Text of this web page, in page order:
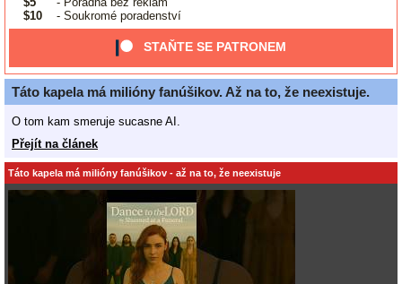
$10
- Soukromé poradenství
STAŇTE SE PATRONEM
Táto kapela má milióny fanúšikov. Až na to, že neexistuje.
O tom kam smeruje sucasne AI.
Přejít na článek
Táto kapela má milióny fanúšikov - až na to, že neexistuje